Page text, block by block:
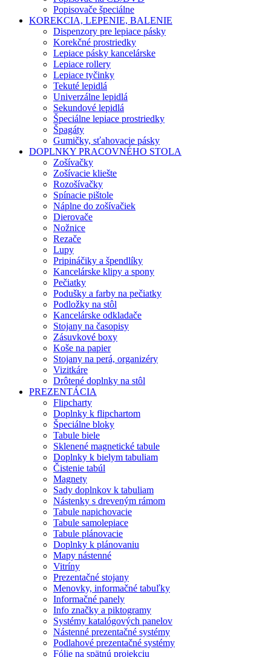
Popisovače špeciálne
KOREKCIA, LEPENIE, BALENIE
Dispenzory pre lepiace pásky
Korekčné prostriedky
Lepiace pásky kancelárske
Lepiace rollery
Lepiace tyčinky
Tekuté lepidlá
Univerzálne lepidlá
Sekundové lepidlá
Špeciálne lepiace prostriedky
Špagáty
Gumičky, sťahovacie pásky
DOPLNKY PRACOVNÉHO STOLA
Zošívačky
Zošívacie kliešte
Rozošívačky
Spínacie pištole
Náplne do zošívačiek
Dierovače
Nožnice
Rezače
Lupy
Pripináčiky a špendlíky
Kancelárske klipy a spony
Pečiatky
Podušky a farby na pečiatky
Podložky na stôl
Kancelárske odkladače
Stojany na časopisy
Zásuvkové boxy
Koše na papier
Stojany na perá, organizéry
Vizitkáre
Drôtené doplnky na stôl
PREZENTÁCIA
Flipcharty
Doplnky k flipchartom
Špeciálne bloky
Tabule biele
Sklenené magnetické tabule
Doplnky k bielym tabuliam
Čistenie tabúl
Magnety
Sady doplnkov k tabuliam
Nástenky s dreveným rámom
Tabule napichovacie
Tabule samolepiace
Tabule plánovacie
Doplnky k plánovaniu
Mapy nástenné
Vitríny
Prezentačné stojany
Menovky, informačné tabuľky
Informačné panely
Info značky a piktogramy
Systémy katalógových panelov
Nástenné prezentačné systémy
Podlahové prezentačné systémy
Fólie na spätnú projekciu